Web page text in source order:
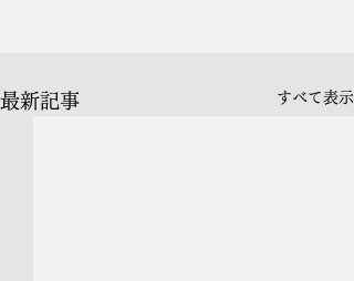
最新記事 すべて表示